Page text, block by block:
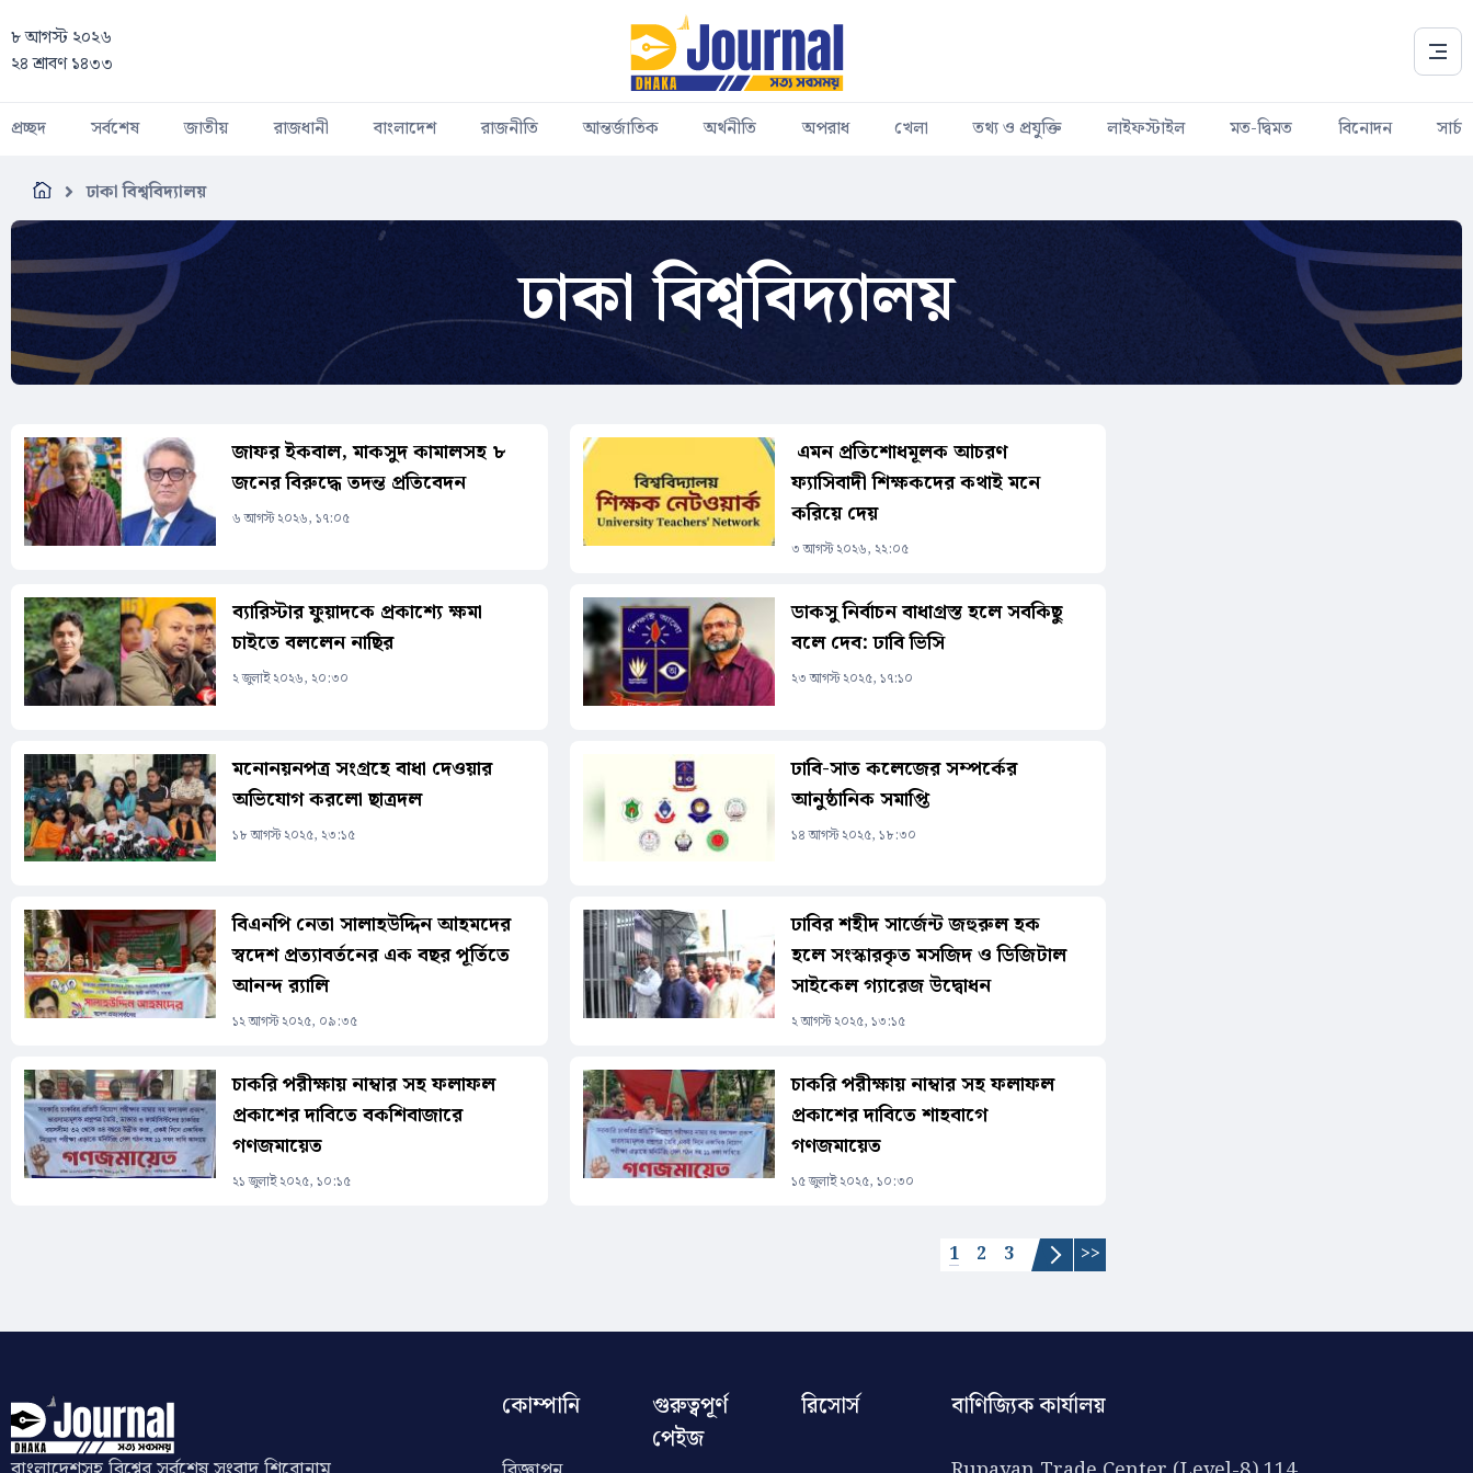
৮ আগস্ট ২০২৬
২৪ শ্রাবণ ১৪৩৩
প্রচ্ছদ সর্বশেষ জাতীয় রাজধানী বাংলাদেশ রাজনীতি আন্তর্জাতিক অর্থনীতি অপরাধ খেলা তথ্য ও প্রযুক্তি লাইফস্টাইল মত-দ্বিমত বিনোদন সার্চ
ঢাকা বিশ্ববিদ্যালয়
ঢাকা বিশ্ববিদ্যালয়
জাফর ইকবাল, মাকসুদ কামালসহ ৮
জনের বিরুদ্ধে তদন্ত প্রতিবেদন
৬ আগস্ট ২০২৬, ১৭:০৫
এমন প্রতিশোধমূলক আচরণ
ফ্যাসিবাদী শিক্ষকদের কথাই মনে
করিয়ে দেয়
৩ আগস্ট ২০২৬, ২২:০৫
ব্যারিস্টার ফুয়াদকে প্রকাশ্যে ক্ষমা
চাইতে বললেন নাছির
২ জুলাই ২০২৬, ২০:৩০
ডাকসু নির্বাচন বাধাগ্রস্ত হলে সবকিছু
বলে দেব: ঢাবি ভিসি
২৩ আগস্ট ২০২৫, ১৭:১০
মনোনয়নপত্র সংগ্রহে বাধা দেওয়ার
অভিযোগ করলো ছাত্রদল
১৮ আগস্ট ২০২৫, ২৩:১৫
ঢাবি-সাত কলেজের সম্পর্কের
আনুষ্ঠানিক সমাপ্তি
১৪ আগস্ট ২০২৫, ১৮:৩০
বিএনপি নেতা সালাহউদ্দিন আহমদের
স্বদেশ প্রত্যাবর্তনের এক বছর পূর্তিতে
আনন্দ র‍্যালি
১২ আগস্ট ২০২৫, ০৯:৩৫
ঢাবির শহীদ সার্জেন্ট জহুরুল হক
হলে সংস্কারকৃত মসজিদ ও ডিজিটাল
সাইকেল গ্যারেজ উদ্বোধন
২ আগস্ট ২০২৫, ১৩:১৫
চাকরি পরীক্ষায় নাম্বার সহ ফলাফল
প্রকাশের দাবিতে বকশিবাজারে
গণজমায়েত
২১ জুলাই ২০২৫, ১০:১৫
চাকরি পরীক্ষায় নাম্বার সহ ফলাফল
প্রকাশের দাবিতে শাহবাগে
গণজমায়েত
১৫ জুলাই ২০২৫, ১০:৩০
1 2 3 >>
কোম্পানি
গুরুত্বপূর্ণ
পেইজ
রিসোর্স বাণিজ্যিক কার্যালয়